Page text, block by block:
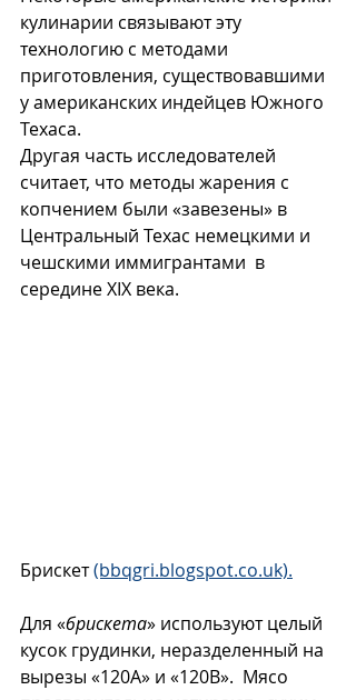
кулинарии связывают эту
технологию с методами
приготовления, существовавшими
у американских индейцев Южного
Техаса.
Другая часть исследователей
считает, что методы жарения с
копчением были «завезены» в
Центральный Техас немецкими и
чешскими иммигрантами  в
середине XIX века.
Брискет (bbqgri.blogspot.co.uk).
Для «брискета» используют целый
кусок грудинки, неразделенный на
вырезы «120А» и «120В».  Мясо